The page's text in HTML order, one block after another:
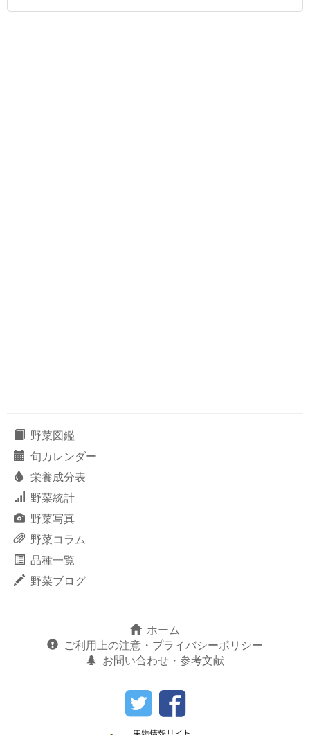
野菜図鑑
旬カレンダー
栄養成分表
野菜統計
野菜写真
野菜コラム
品種一覧
野菜ブログ
ホーム
ご利用上の注意・プライバシーポリシー
お問い合わせ・参考文献